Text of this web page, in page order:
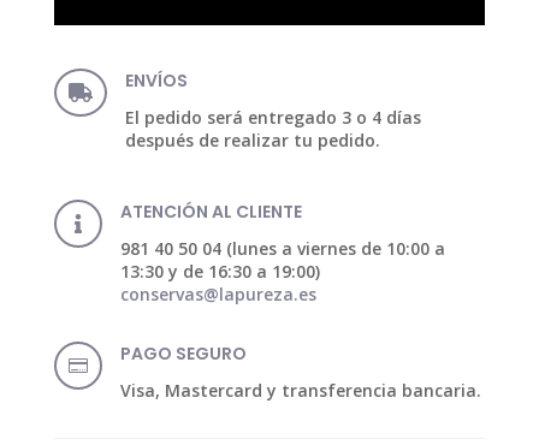
 ENVÍOS
El pedido será entregado 3 o 4 días
después de realizar tu pedido.
 ATENCIÓN AL CLIENTE
981 40 50 04 (lunes a viernes de 10:00 a
13:30 y de 16:30 a 19:00)
conservas@lapureza.es
 PAGO SEGURO
Visa, Mastercard y transferencia bancaria.